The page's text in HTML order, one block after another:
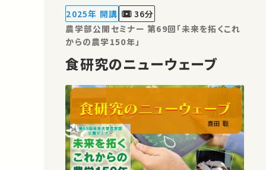
とや、そのことを踏まえてどのように病原
性を抑えつつ共生菌を農業に活用し…
2025年 開講
36分
農学部公開セミナー 第69回「未来を拓くこれ
からの農学150年」
食研究のニューウェーブ